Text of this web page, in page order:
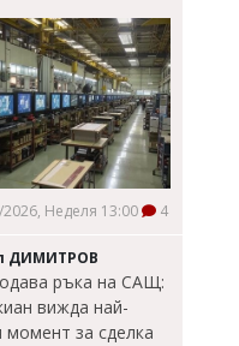
Неделя 13:00 4
ДИМИТРОВ
ръка на САЩ:
вижда най-
момент за сделка